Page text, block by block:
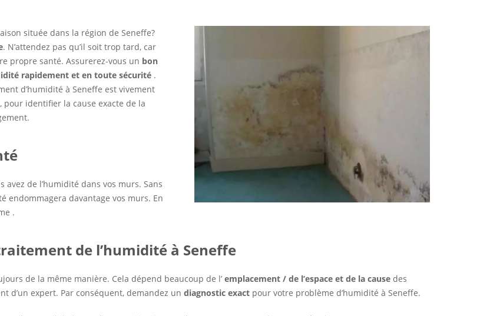
située dans la région de Seneffe?
. N’attendez pas qu’il soit trop tard, car
propre santé. Assurerez-vous un bon
rapidement et en toute sécurité .
d’humidité à Seneffe est vivement
identifier la cause exacte de la
avez de l’humidité dans vos murs. Sans
endommagera davantage vos murs. En
.
de l’humidité à Seneffe
de la même manière. Cela dépend beaucoup de l’ emplacement / de l’espace et de la cause des
d’un expert. Par conséquent, demandez un diagnostic exact pour votre problème d’humidité à Seneffe.